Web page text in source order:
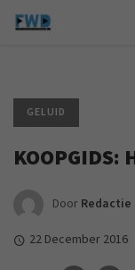
GELUID
KOOPGIDS:
Door Redactie
22 December 2016